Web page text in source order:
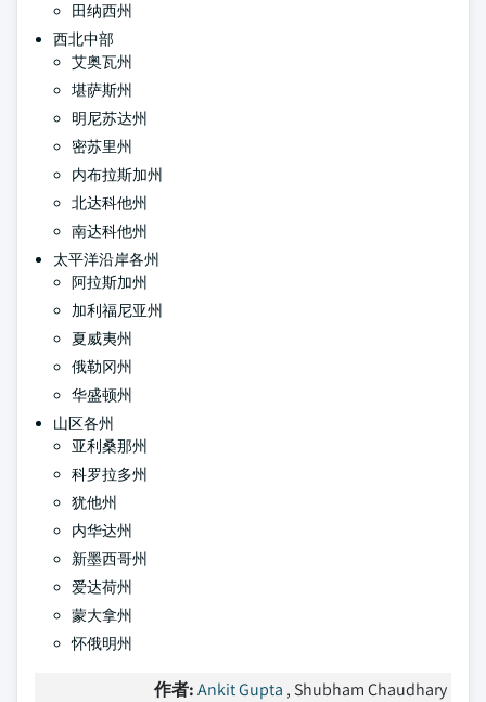
田纳西州
西北中部
艾奥瓦州
堪萨斯州
明尼苏达州
密苏里州
内布拉斯加州
北达科他州
南达科他州
太平洋沿岸各州
阿拉斯加州
加利福尼亚州
夏威夷州
俄勒冈州
华盛顿州
山区各州
亚利桑那州
科罗拉多州
犹他州
内华达州
新墨西哥州
爱达荷州
蒙大拿州
怀俄明州
作者:Ankit Gupta , Shubham Chaudhary